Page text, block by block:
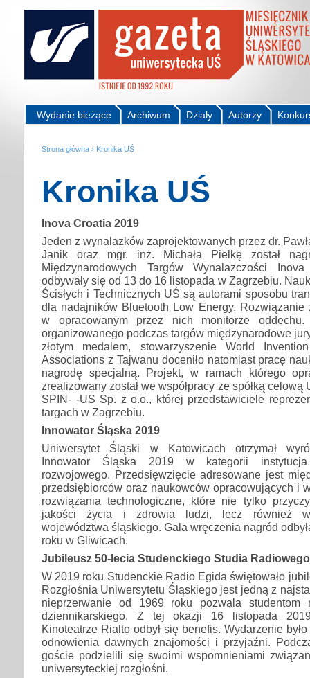
Autorzy
Działy
Archiwum
Wydanie bieżące
Strona główna › Kronika UŚ
Kronika UŚ
Inova Croatia 2019
Jeden z wynalazków zaprojektowanych przez dr.
Janik oraz mgr. inż. Michała Pielkę został
Międzynarodowych Targów Wynalazczości
odbywały się od 13 do 16 listopada w Zagrzebiu.
Ścisłych i Technicznych UŚ są autorami sposobu
dla nadajników Bluetooth Low Energy. Rozwiązanie
w opracowanym przez nich monitorze
organizowanego podczas targów międzynarodowe
złotym medalem, stowarzyszenie World
Associations z Tajwanu doceniło natomiast pracę
nagrodę specjalną. Projekt, w ramach którego
zrealizowany został we współpracy ze spółką
SPIN- -US Sp. z o.o., której przedstawiciele
targach w Zagrzebiu.
Innowator Śląska 2019
Uniwersytet Śląski w Katowicach otrzymał
Innowator Śląska 2019 w kategorii
rozwojowego. Przedsięwzięcie adresowane jest
przedsiębiorców oraz naukowców opracowujących i
rozwiązania technologiczne, które nie tylko
jakości życia i zdrowia ludzi, lecz również
województwa śląskiego. Gala wręczenia nagród
roku w Gliwicach.
Jubileusz 50-lecia Studenckiego Studia
W 2019 roku Studenckie Radio Egida świętowało
Rozgłośnia Uniwersytetu Śląskiego jest jedną z
nieprzerwanie od 1969 roku pozwala studentom
dziennikarskiego. Z tej okazji 16 listopada
Kinoteatrze Rialto odbył się benefis. Wydarzenie
odnowienia dawnych znajomości i przyjaźni.
goście podzielili się swoimi wspomnieniami
uniwersyteckiej rozgłośni.